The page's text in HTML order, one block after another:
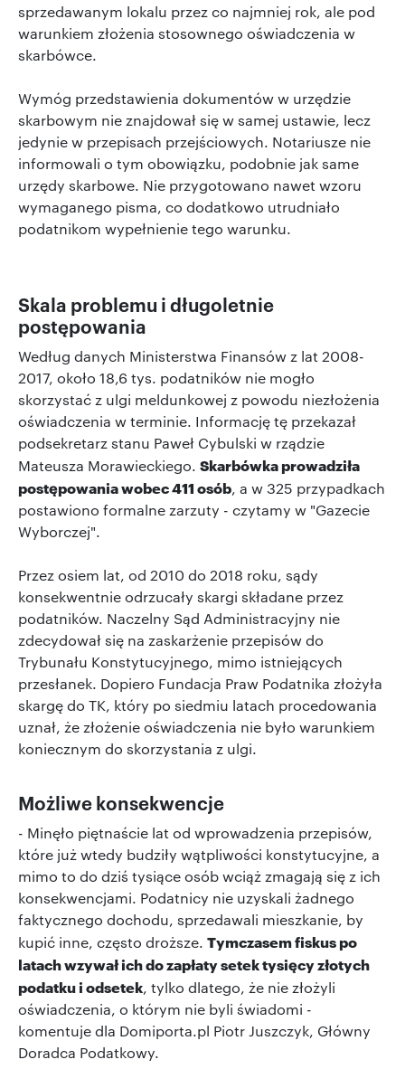
sprzedawanym lokalu przez co najmniej rok, ale pod
warunkiem złożenia stosownego oświadczenia w
skarbówce.
Wymóg przedstawienia dokumentów w urzędzie
skarbowym nie znajdował się w samej ustawie, lecz
jedynie w przepisach przejściowych. Notariusze nie
informowali o tym obowiązku, podobnie jak same
urzędy skarbowe. Nie przygotowano nawet wzoru
wymaganego pisma, co dodatkowo utrudniało
podatnikom wypełnienie tego warunku.
Skala problemu i długoletnie
postępowania
Według danych Ministerstwa Finansów z lat 2008-
2017, około 18,6 tys. podatników nie mogło
skorzystać z ulgi meldunkowej z powodu niezłożenia
oświadczenia w terminie. Informację tę przekazał
podsekretarz stanu Paweł Cybulski w rządzie
Mateusza Morawieckiego. Skarbówka prowadziła
postępowania wobec 411 osób, a w 325 przypadkach
postawiono formalne zarzuty - czytamy w "Gazecie
Wyborczej".
Przez osiem lat, od 2010 do 2018 roku, sądy
konsekwentnie odrzucały skargi składane przez
podatników. Naczelny Sąd Administracyjny nie
zdecydował się na zaskarżenie przepisów do
Trybunału Konstytucyjnego, mimo istniejących
przesłanek. Dopiero Fundacja Praw Podatnika złożyła
skargę do TK, który po siedmiu latach procedowania
uznał, że złożenie oświadczenia nie było warunkiem
koniecznym do skorzystania z ulgi.
Możliwe konsekwencje
- Minęło piętnaście lat od wprowadzenia przepisów,
które już wtedy budziły wątpliwości konstytucyjne, a
mimo to do dziś tysiące osób wciąż zmagają się z ich
konsekwencjami. Podatnicy nie uzyskali żadnego
faktycznego dochodu, sprzedawali mieszkanie, by
kupić inne, często droższe. Tymczasem fiskus po
latach wzywał ich do zapłaty setek tysięcy złotych
podatku i odsetek, tylko dlatego, że nie złożyli
oświadczenia, o którym nie byli świadomi -
komentuje dla Domiporta.pl Piotr Juszczyk, Główny
Doradca Podatkowy.